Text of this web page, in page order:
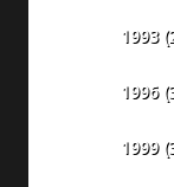
1993
1996
1999